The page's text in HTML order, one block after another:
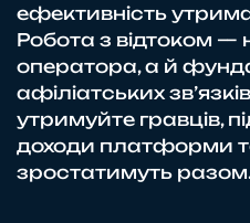
ефективність
Робота з відтоком
оператора, а й
афіліатських
утримуйте гравців,
доходи платформи
зростатимуть